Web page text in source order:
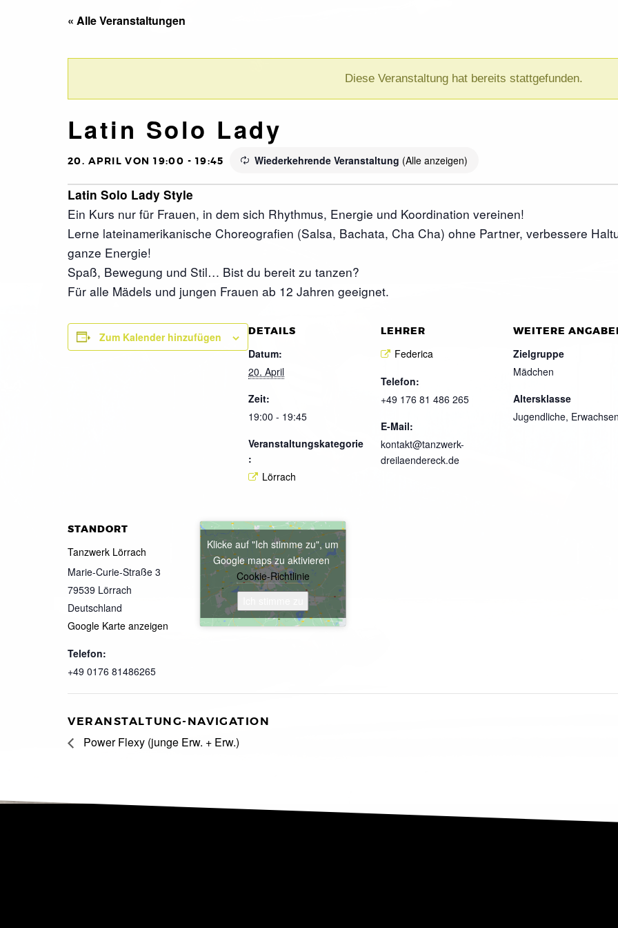
« Alle Veranstaltungen
Diese Veranstaltung hat bereits stattgefunden.
Latin Solo Lady
20. APRIL VON 19:00 - 19:45 Wiederkehrende Veranstaltung (Alle anzeigen)
Latin Solo Lady Style
Ein Kurs nur für Frauen, in dem sich Rhythmus, Energie und Koordination vereinen!
Lerne lateinamerikanische Choreografien (Salsa, Bachata, Cha Cha) ohne Partner, verbessere
ganze Energie!
Spaß, Bewegung und Stil… Bist du bereit zu tanzen?
Für alle Mädels und jungen Frauen ab 12 Jahren geeignet.
Zum Kalender hinzufügen DETAILS
Datum:
20. April
Zeit:
19:00 - 19:45
Veranstaltungskategorie
:
Lörrach
LEHRER
Federica
Telefon:
+49 176 81 486 265
E-Mail:
kontakt@tanzwerk-
dreilaendereck.de
WEITERE
Zielgruppe
Mädchen
Altersklasse
Jugendliche,
STANDORT
Tanzwerk Lörrach
Marie-Curie-Straße 3
79539 Lörrach
Deutschland
Google Karte anzeigen
Telefon:
+49 0176 81486265
Klicke auf "Ich stimme zu", um
Google maps zu aktivieren
Cookie-Richtlinie
VERANSTALTUNG-NAVIGATION
Power Flexy (junge Erw. + Erw.)